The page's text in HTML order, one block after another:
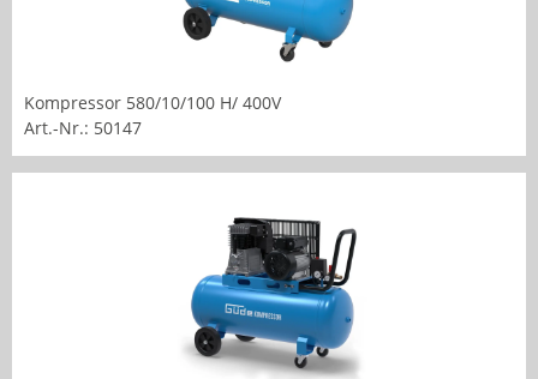
Kompressor 580/10/100 H/ 400V
Art.-Nr.: 50147